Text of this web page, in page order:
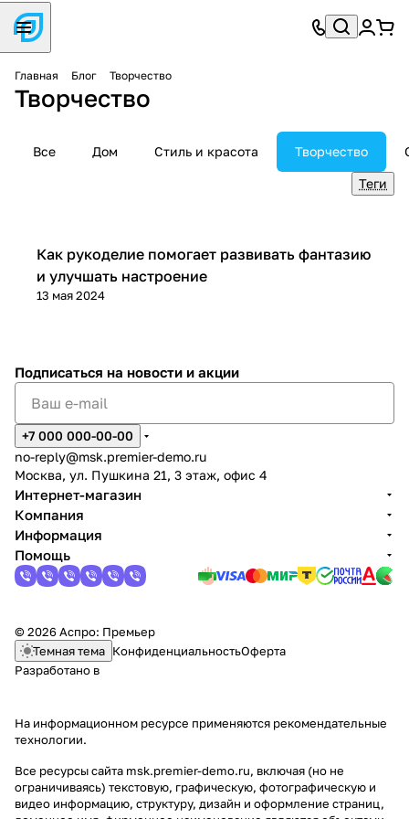
Главная Блог Творчество
Творчество
Все Дом Стиль и красота Творчество
Теги
Творчество
13 мая 2024
Как рукоделие помогает развивать фантазию
и улучшать настроение
Подписаться на новости и акции
+7 000 000-00-00
no-reply@msk.premier-demo.ru
Москва, ул. Пушкина 21, 3 этаж, офис 4
Интернет-магазин
Компания
Информация
Помощь
© 2026 Аспро: Премьер
Темная тема КонфиденциальностьОферта
Разработано в
На информационном ресурсе применяются рекомендательные
технологии.
Все ресурсы сайта msk.premier-demo.ru, включая (но не
ограничиваясь) текстовую, графическую, фотографическую и
видео информацию, структуру, дизайн и оформление страниц,